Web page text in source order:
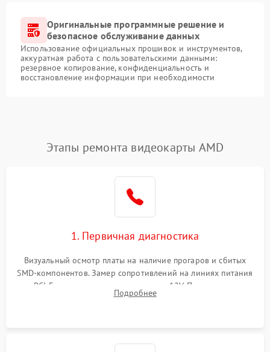
Оригинальные программные решение и
безопасное обслуживание данных
Использование официальных прошивок и инструментов,
аккуратная работа с пользовательскими данными:
резервное копирование, конфиденциальность и
восстановление информации при необходимости
Этапы ремонта видеокарты AMD
1. Первичная диагностика
Визуальный осмотр платы на наличие прогаров и сбитых
SMD-компонентов. Замер сопротивлений на линиях питания
PCI-E и дополнительных разъемах 12V. Проверка на
короткое замыкание основных дросселей питания GPU и
Подробнее